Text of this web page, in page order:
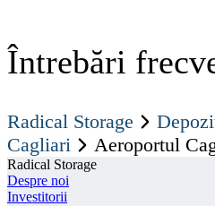
Întrebări
Radical Storage
Cagliari
Aeroportul
Radical Storage
Despre noi
Investitorii